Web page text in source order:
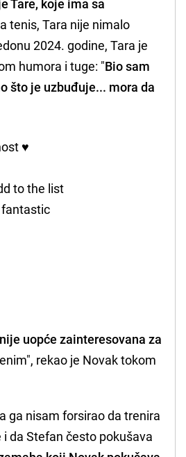
tenis, Tara nije nimalo
2024. godine, Tara je
humora i tuge: "Bio sam
što je uzbuđuje... mora da
♥️
to the list
fantastic
uopće zainteresovana za
rekao je Novak tokom
ga nisam forsirao da trenira
da Stefan često pokušava